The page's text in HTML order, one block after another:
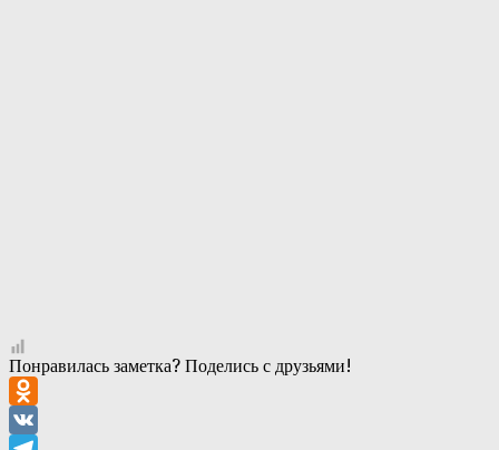
Понравилась заметка? Поделись с друзьями!
Odnoklassniki